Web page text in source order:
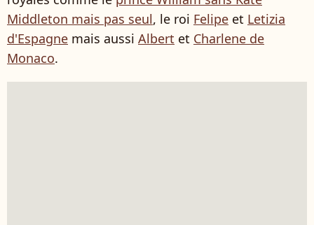
Middleton mais pas seul, le roi Felipe et Letizia
d'Espagne mais aussi Albert et Charlene de
Monaco.